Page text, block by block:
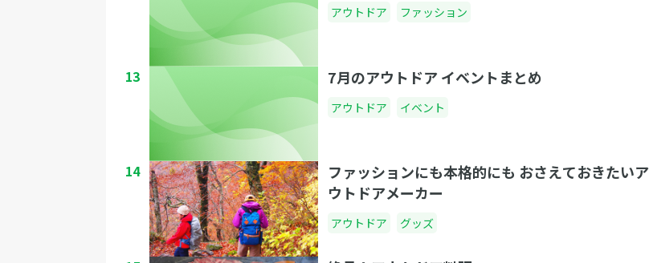
アウトドア ファッション
13 7月のアウトドア イベントまとめ
アウトドア イベント
14
ファッションにも本格的にも おさえておきたいア
ウトドアメーカー
アウトドア グッズ